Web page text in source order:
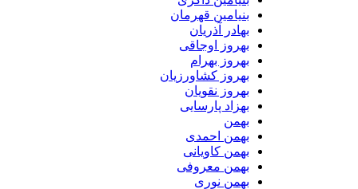
بنیامین قهرمان
بهادر آذریان
بهروز اوجاقی
بهروز بهرام
بهروز کشاورزیان
بهروز نقویان
بهزاد پارسایی
بهمن
بهمن احمدی
بهمن کاویانی
بهمن معروفی
بهمن نوری